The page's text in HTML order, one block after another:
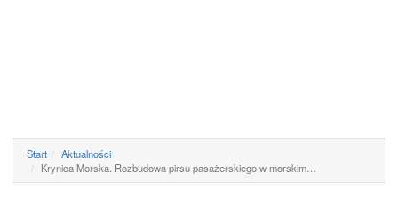
Start
Aktualności
Krynica Morska. Rozbudowa pirsu pasażerskiego w morskim…